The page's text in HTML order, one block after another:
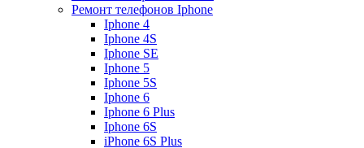
Ремонт телефонов Iphone
Iphone 4
Iphone 4S
Iphone SE
Iphone 5
Iphone 5S
Iphone 6
Iphone 6 Plus
Iphone 6S
iPhone 6S Plus